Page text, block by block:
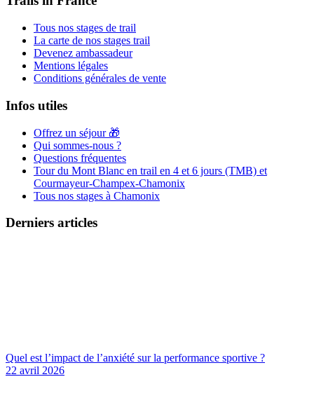
Tous nos stages de trail
La carte de nos stages trail
Devenez ambassadeur
Mentions légales
Conditions générales de vente
Infos utiles
Offrez un séjour 🎁
Qui sommes-nous ?
Questions fréquentes
Tour du Mont Blanc en trail en 4 et 6 jours (TMB) et
Courmayeur-Champex-Chamonix
Tous nos stages à Chamonix
Derniers articles
Quel est l’impact de l’anxiété sur la performance sportive ?
22 avril 2026